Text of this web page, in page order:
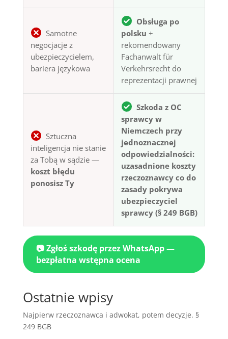
Samotne
negocjacje z
ubezpieczycielem,
bariera językowa
Obsługa po
polsku +
rekomendowany
Fachanwalt für
Verkehrsrecht do
reprezentacji prawnej
Sztuczna
inteligencja nie stanie
za Tobą w sądzie —
koszt błędu
ponosisz Ty
Szkoda z OC
sprawcy w
Niemczech przy
jednoznacznej
odpowiedzialności:
uzasadnione koszty
rzeczoznawcy co do
zasady pokrywa
ubezpieczyciel
sprawcy (§ 249 BGB)
📷 Zgłoś szkodę przez WhatsApp —
bezpłatna wstępna ocena
Ostatnie wpisy
Najpierw rzeczoznawca i adwokat, potem decyzje. §
249 BGB